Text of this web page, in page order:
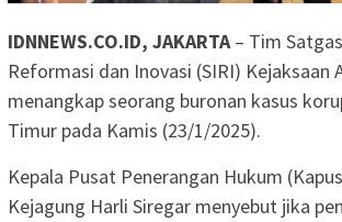
IDNNEWS.CO.ID, JAKARTA– Tim
Reformasi dan Inovasi (SIRI) Kejaksaan
menangkap seorang buronan kasus
Timur pada Kamis (23/1/2025).
Kepala Pusat Penerangan Hukum
Kejagung Harli Siregar menyebut jika